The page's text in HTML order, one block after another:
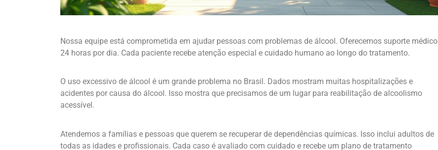
Nossa equipe está comprometida em ajudar pessoas com problemas de álcool. Oferecemos suporte médico
24 horas por dia. Cada paciente recebe atenção especial e cuidado humano ao longo do tratamento.
O uso excessivo de álcool é um grande problema no Brasil. Dados mostram muitas hospitalizações e
acidentes por causa do álcool. Isso mostra que precisamos de um lugar para reabilitação de alcoolismo
acessível.
Atendemos a famílias e pessoas que querem se recuperar de dependências químicas. Isso inclui adultos de
todas as idades e profissionais. Cada caso é avaliado com cuidado e recebe um plano de tratamento